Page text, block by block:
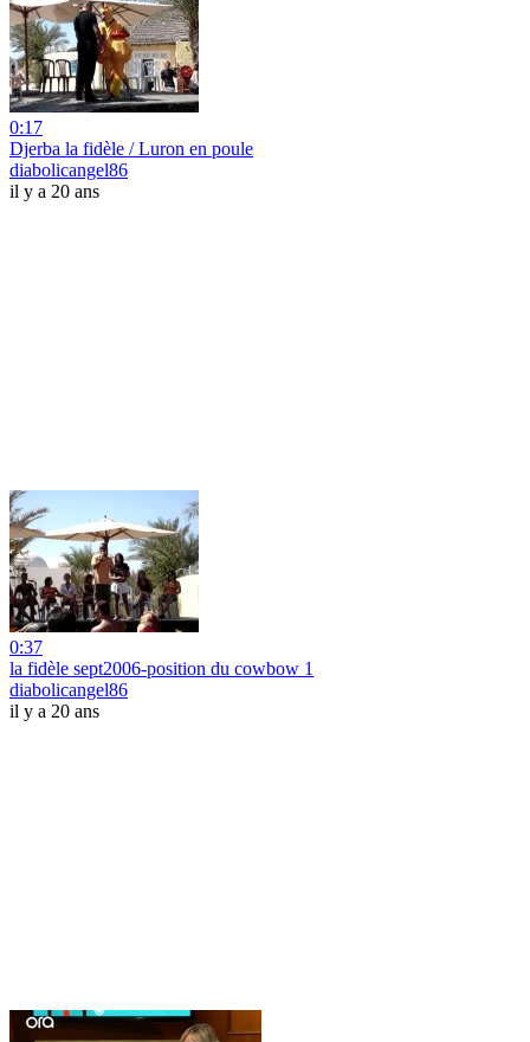
0:17
Djerba la fidèle / Luron en poule
diabolicangel86
il y a 20 ans
0:37
la fidèle sept2006-position du cowbow 1
diabolicangel86
il y a 20 ans